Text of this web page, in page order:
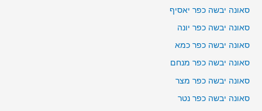
סאונה יבשה כפר יאסיף
סאונה יבשה כפר יונה
סאונה יבשה כפר כמא
סאונה יבשה כפר מנחם
סאונה יבשה כפר מצר
סאונה יבשה כפר נטר